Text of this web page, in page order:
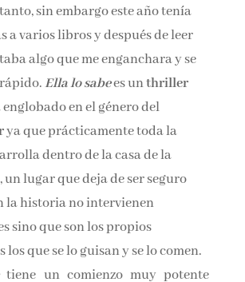
tanto, sin embargo este año
a varios libros y después
necesitaba algo que me
se desarrollara rápido.Ella lo
aunque se ha englobado en
noirya que
toda la acción se desarrolla
de la protagonista, un lugar
seguro para ella, y en la historia
investigadores sino que son los
los que se lo guisan y se